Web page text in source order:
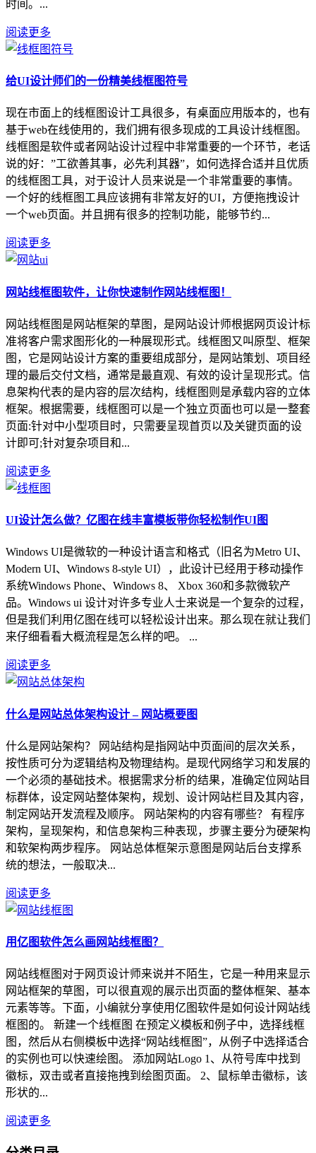
时间。...
阅读更多
给UI设计师们的一份精美线框图符号
现在市面上的线框图设计工具很多，有桌面应用版本的，也有
基于web在线使用的，我们拥有很多现成的工具设计线框图。
线框图是软件或者网站设计过程中非常重要的一个环节，老话
说的好：”工欲善其事，必先利其器”，如何选择合适并且优质
的线框图工具，对于设计人员来说是一个非常重要的事情。
一个好的线框图工具应该拥有非常友好的UI，方便拖拽设计
一个web页面。并且拥有很多的控制功能，能够节约...
阅读更多
网站线框图软件，让你快速制作网站线框图！
网站线框图是网站框架的草图，是网站设计师根据网页设计标
准将客户需求图形化的一种展现形式。线框图又叫原型、框架
图，它是网站设计方案的重要组成部分，是网站策划、项目经
理的最后交付文档，通常是最直观、有效的设计呈现形式。信
息架构代表的是内容的层次结构，线框图则是承载内容的立体
框架。根据需要，线框图可以是一个独立页面也可以是一整套
页面:针对中小型项目时，只需要呈现首页以及关键页面的设
计即可;针对复杂项目和...
阅读更多
UI设计怎么做？亿图在线丰富模板带你轻松制作UI图
Windows UI是微软的一种设计语言和格式（旧名为Metro UI、
Modern UI、Windows 8-style UI），此设计已经用于移动操作
系统Windows Phone、Windows 8、 Xbox 360和多款微软产
品。Windows ui 设计对许多专业人士来说是一个复杂的过程，
但是我们利用亿图在线可以轻松设计出来。那么现在就让我们
来仔细看看大概流程是怎么样的吧。 ...
阅读更多
什么是网站总体架构设计 – 网站概要图
什么是网站架构？ 网站结构是指网站中页面间的层次关系，
按性质可分为逻辑结构及物理结构。是现代网络学习和发展的
一个必须的基础技术。根据需求分析的结果，准确定位网站目
标群体，设定网站整体架构，规划、设计网站栏目及其内容，
制定网站开发流程及顺序。 网站架构的内容有哪些？ 有程序
架构，呈现架构，和信息架构三种表现，步骤主要分为硬架构
和软架构两步程序。 网站总体框架示意图是网站后台支撑系
统的想法，一般取决...
阅读更多
用亿图软件怎么画网站线框图？
网站线框图对于网页设计师来说并不陌生，它是一种用来显示
网站框架的草图，可以很直观的展示出页面的整体框架、基本
元素等等。下面，小编就分享使用亿图软件是如何设计网站线
框图的。 新建一个线框图 在预定义模板和例子中，选择线框
图，然后从右侧模板中选择“网站线框图”，从例子中选择适合
的实例也可以快速绘图。 添加网站Logo 1、从符号库中找到
徽标，双击或者直接拖拽到绘图页面。 2、鼠标单击徽标，该
形状的...
阅读更多